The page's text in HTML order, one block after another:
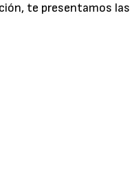
te presentamos las